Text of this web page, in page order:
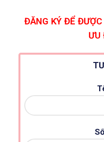
ĐĂNG KÝ ĐỂ
ƯU